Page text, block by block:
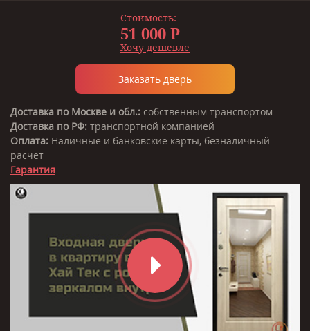
Стоимость:
51 000 Р
Хочу дешевле
Заказать дверь
Доставка по Москве и обл.: собственным транспортом
Доставка по РФ: транспортной компанией
Оплата: Наличные и банковские карты, безналичный
расчет
Гарантия